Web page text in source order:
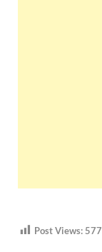
Post Views: 577